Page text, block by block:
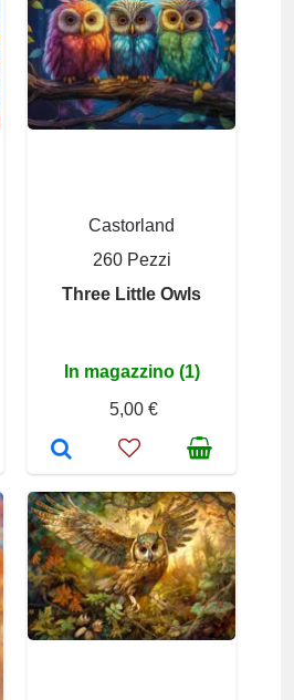
Castorland
260 Pezzi
Three Little Owls
In magazzino (1)
5,00 €